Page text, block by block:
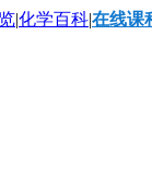
|化学百科|在线课